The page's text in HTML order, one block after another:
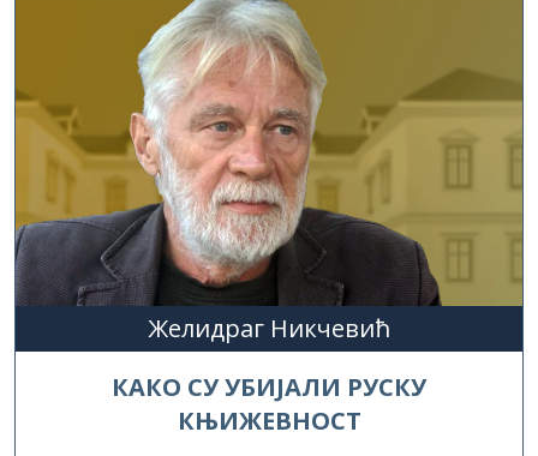
Желидраг Никчевић
КАКО СУ УБИЈАЛИ РУСКУ
КЊИЖЕВНОСТ